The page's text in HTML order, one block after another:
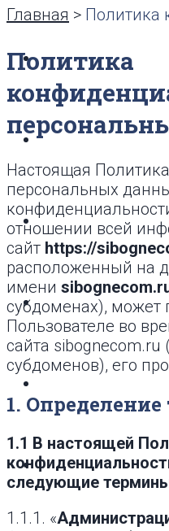
Продукция
Монтаж
Объекты
Документы
Контакты
Главная > Политика
Политика
Настоящая
персональных
отношении всей
сайт https://
расположенный на
имени
субдоменах), может
Пользователе во
сайта sibognecom.ru
субдоменов), его
1.
1.1 В настоящей
следующие
1.1.1. «